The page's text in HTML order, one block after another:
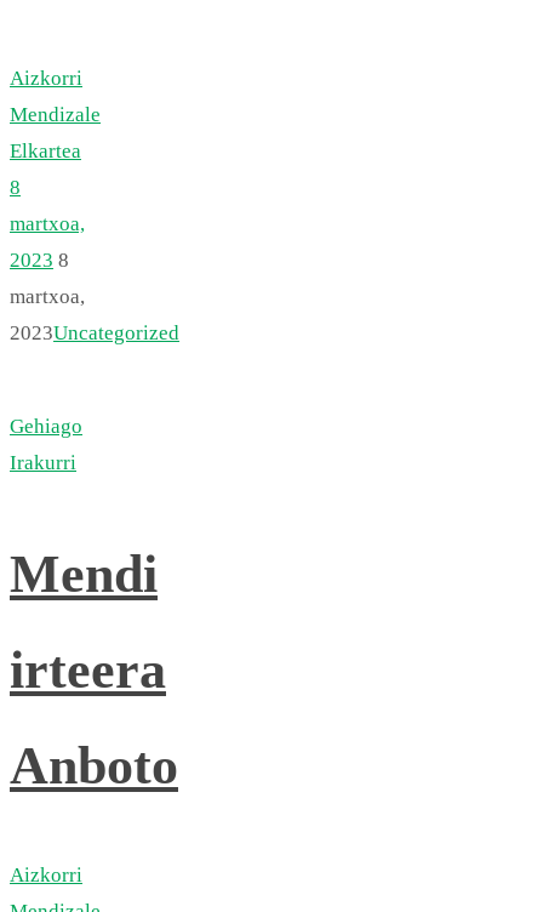
Aizkorri
Mendizale
Elkartea
8
martxoa,
2023 8
martxoa,
2023Uncategorized
Gehiago
Irakurri
Mendi
irteera
Anboto
Aizkorri